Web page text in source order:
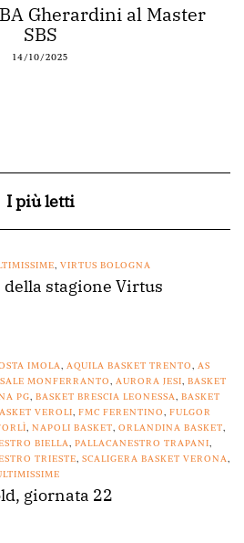
Gherardini al Master
SBS
14/10/2025
I più letti
VIRTUS BOLOGNA
della stagione Virtus
IMOLA AQUILA BASKET TRENTO
AS
MONFERRANTO
AURORA JESI BASKET
PG BASKET BRESCIA LEONESSA
BASKET
VEROLI FMC FERENTINO
FULGOR
NAPOLI BASKET ORLANDINA BASKET
BIELLA
PALLACANESTRO TRAPANI
TRIESTE SCALIGERA BASKET VERONA
giornata 22